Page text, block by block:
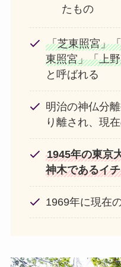
たもの
「芝東照宮」
東照宮」「上
と呼ばれる
明治の神仏分
り離され、現
1945年の東京
神木であるイ
1969年に現在